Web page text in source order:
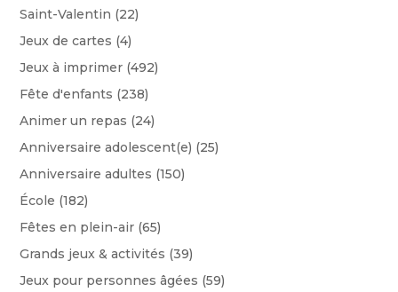
Saint-Valentin (22)
Jeux de cartes (4)
Jeux à imprimer (492)
Fête d'enfants (238)
Animer un repas (24)
Anniversaire adolescent(e) (25)
Anniversaire adultes (150)
École (182)
Fêtes en plein-air (65)
Grands jeux & activités (39)
Jeux pour personnes âgées (59)